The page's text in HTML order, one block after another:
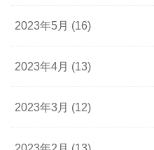
2023年5月 (16)
2023年4月 (13)
2023年3月 (12)